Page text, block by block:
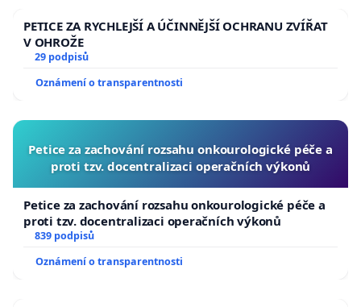
PETICE ZA RYCHLEJŠÍ A ÚČINNĚJŠÍ OCHRANU ZVÍŘAT
V OHROŽE
29 podpisů
Oznámení o transparentnosti
Petice za zachování rozsahu onkourologické péče a
proti tzv. docentralizaci operačních výkonů
Petice za zachování rozsahu onkourologické péče a
proti tzv. docentralizaci operačních výkonů
839 podpisů
Oznámení o transparentnosti